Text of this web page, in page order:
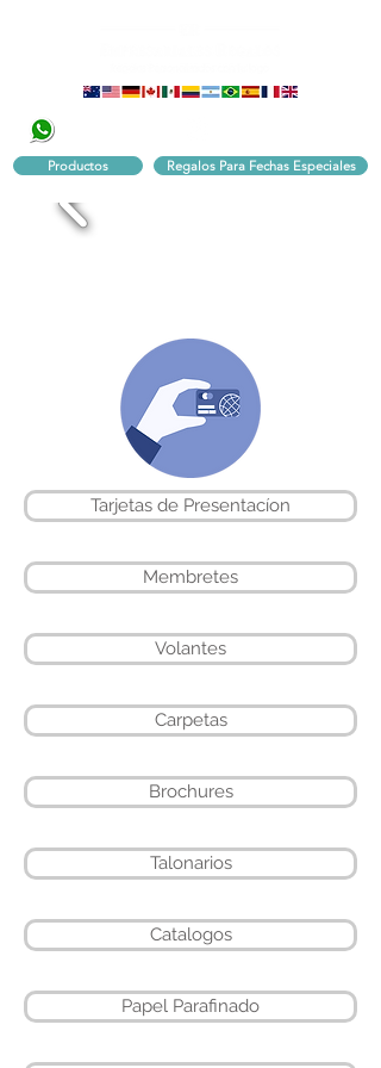
Productos Regalos Para Fechas Especiales
Tarjetas de Presentacíon
Membretes
Volantes
Carpetas
Brochures
Talonarios
Catalogos
Papel Parafinado